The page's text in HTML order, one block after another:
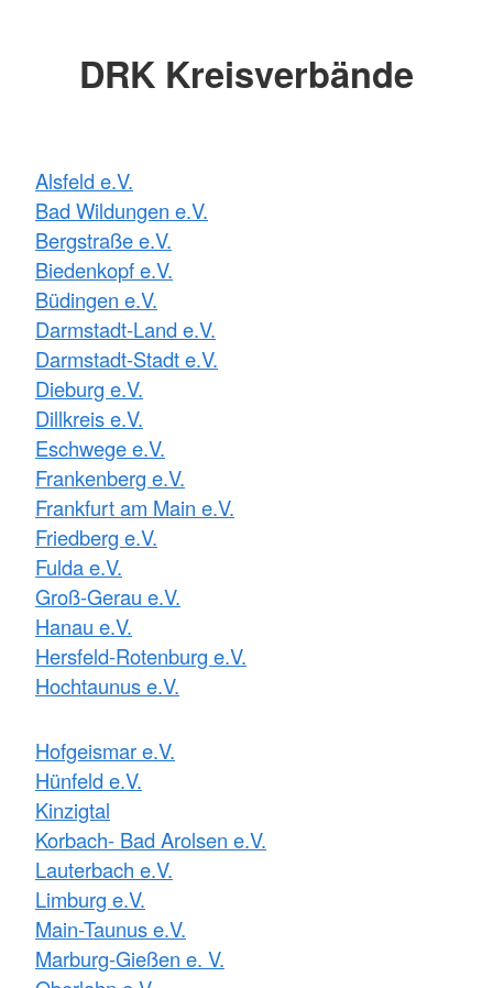
DRK Kreisverbände
Alsfeld e.V.
Bad Wildungen e.V.
Bergstraße e.V.
Biedenkopf e.V.
Büdingen e.V.
Darmstadt-Land e.V.
Darmstadt-Stadt e.V.
Dieburg e.V.
Dillkreis e.V.
Eschwege e.V.
Frankenberg e.V.
Frankfurt am Main e.V.
Friedberg e.V.
Fulda e.V.
Groß-Gerau e.V.
Hanau e.V.
Hersfeld-Rotenburg e.V.
Hochtaunus e.V.
Hofgeismar e.V.
Hünfeld e.V.
Kinzigtal
Korbach- Bad Arolsen e.V.
Lauterbach e.V.
Limburg e.V.
Main-Taunus e.V.
Marburg-Gießen e. V.